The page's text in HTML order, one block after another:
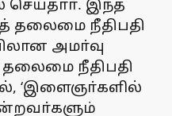
செய்தாா். இந்த
தலைமை நீதிபதி
அமா்வு
தலைமை நீதிபதி
‘இளைஞா்களில்